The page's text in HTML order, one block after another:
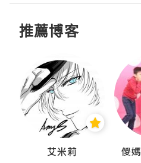
推薦博客
艾米莉